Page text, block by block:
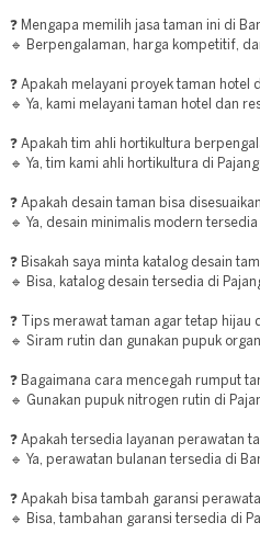
❓ Mengapa memilih jasa taman ini di
🔹 Berpengalaman, harga kompetitif,
❓ Apakah melayani proyek taman hotel
🔹 Ya, kami melayani taman hotel dan
❓ Apakah tim ahli hortikultura
🔹 Ya, tim kami ahli hortikultura di
❓ Apakah desain taman bisa
🔹 Ya, desain minimalis modern tersedia
❓ Bisakah saya minta katalog desain
🔹 Bisa, katalog desain tersedia di
❓ Tips merawat taman agar tetap hijau
🔹 Siram rutin dan gunakan pupuk
❓ Bagaimana cara mencegah rumput
🔹 Gunakan pupuk nitrogen rutin di
❓ Apakah tersedia layanan perawatan
🔹 Ya, perawatan bulanan tersedia di
❓ Apakah bisa tambah garansi
🔹 Bisa, tambahan garansi tersedia di